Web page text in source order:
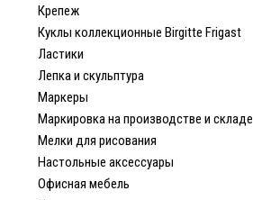
Крепеж
Куклы коллекционные Birgitte Frigast
Ластики
Лепка и скульптура
Маркеры
Маркировка на производстве и складе
Мелки для рисования
Настольные аксессуары
Офисная мебель